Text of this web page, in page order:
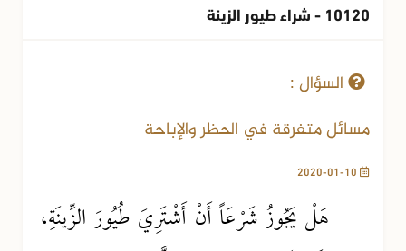
10120 - شراء طيور الزينة
السؤال :
مسائل متفرقة في الحظر والإباحة
هَلْ يَجُوزُ شَرْعَاً أَنْ أَشْتَرِيَ طُيُورَ الزِّينَةِ،